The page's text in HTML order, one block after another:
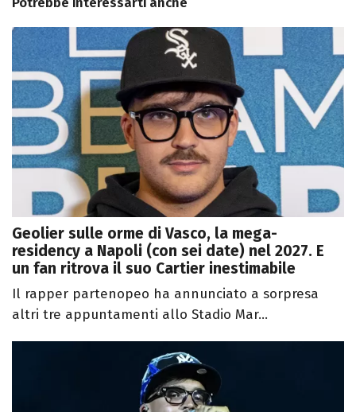
Geolier sulle orme di Vasco, la mega-
residency a Napoli (con sei date) nel 2027. E
un fan ritrova il suo Cartier inestimabile
Il rapper partenopeo ha annunciato a sorpresa
altri tre appuntamenti allo Stadio Mar...